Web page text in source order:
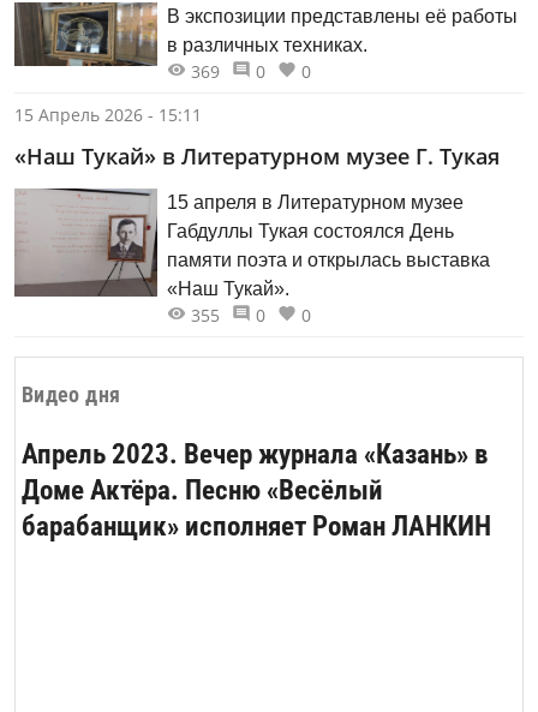
Видео дня
Апрель 2023. Вечер журнала «Казань» в
Доме Актёра. Песню «Весёлый
барабанщик» исполняет Роман ЛАНКИН
В экспозиции представлены её работы
в различных техниках.
369 0
0
15 Апрель 2026 - 15:11
«Наш Тукай» в Литературном музее Г. Тукая
15 апреля в Литературном музее
Габдуллы Тукая состоялся День
памяти поэта и открылась выставка
«Наш Тукай».
355 0 0